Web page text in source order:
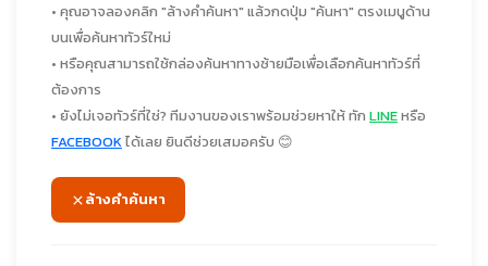
• คุณอาจลองคลิก "ล้างคำค้นหา" แล้วกดปุ่ม "ค้นหา" ตรงเมนูด้าน
บนเพื่อค้นหาทัวร์ใหม่
• หรือคุณสามารถใช้กล่องค้นหาทางซ้ายมือเพื่อเลือกค้นหาทัวร์ที่
ต้องการ
• ยังไม่เจอทัวร์ที่ใช่? ทีมงานของเราพร้อมช่วยหาให้ ทัก LINEหรือ
FACEBOOKได้เลย ยินดีช่วยเสมอครับ 😊
ล้างคำค้นหา